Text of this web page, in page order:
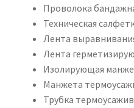
Проволока
Техническая
Лента
Лента
Изолирующая
Манжета
Трубка